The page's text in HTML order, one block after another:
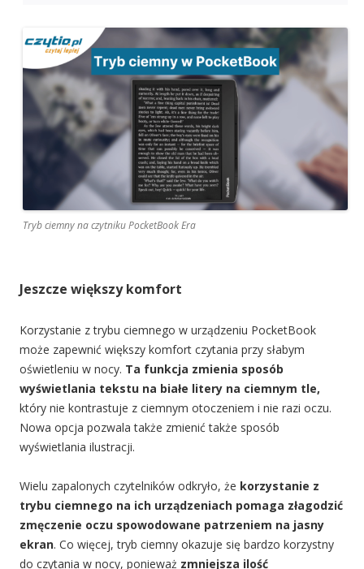
Tryb ciemny na czytniku PocketBook Era
Jeszcze większy komfort
Korzystanie z trybu ciemnego w urządzeniu PocketBook
może zapewnić większy komfort czytania przy słabym
oświetleniu w nocy. Ta funkcja zmienia sposób
wyświetlania tekstu na białe litery na ciemnym tle,
który nie kontrastuje z ciemnym otoczeniem i nie razi oczu.
Nowa opcja pozwala także zmienić także sposób
wyświetlania ilustracji.
Wielu zapalonych czytelników odkryło, że korzystanie z
trybu ciemnego na ich urządzeniach pomaga złagodzić
zmęczenie oczu spowodowane patrzeniem na jasny
ekran. Co więcej, tryb ciemny okazuje się bardzo korzystny
do czytania w nocy, ponieważ zmniejsza ilość